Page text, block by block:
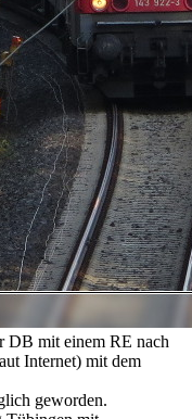
DB mit einem RE nach
Internet) mit dem
geworden.